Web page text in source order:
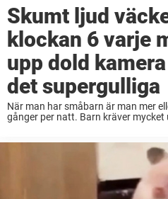
Skumt ljud
klockan 6 varje
upp dold
det supergulliga
När man har småbarn är man mer
gånger per natt. Barn kräver